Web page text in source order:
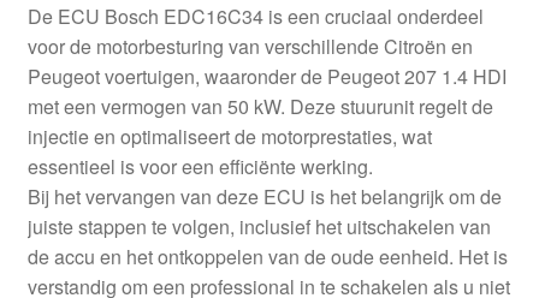
De ECU Bosch EDC16C34 is een cruciaal onderdeel
voor de motorbesturing van verschillende Citroën en
Peugeot voertuigen, waaronder de Peugeot 207 1.4 HDI
met een vermogen van 50 kW. Deze stuurunit regelt de
injectie en optimaliseert de motorprestaties, wat
essentieel is voor een efficiënte werking.
Bij het vervangen van deze ECU is het belangrijk om de
juiste stappen te volgen, inclusief het uitschakelen van
de accu en het ontkoppelen van de oude eenheid. Het is
verstandig om een professional in te schakelen als u niet